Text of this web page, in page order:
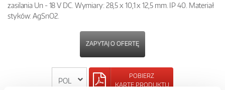
zasilania Un - 18 V DC. Wymiary: 28,5 x 10,1 x 12,5 mm. IP 40. Materiał
styków: AgSnO2.
ZAPYTAJ O OFERTĘ
POBIERZ
KARTĘ PRODUKTU